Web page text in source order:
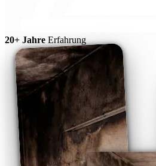
20+ Jahre Erfahrung